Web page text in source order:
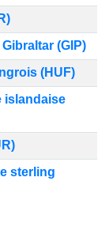
(GIP)
(HUF)
islandaise
sterling